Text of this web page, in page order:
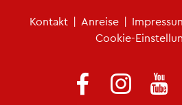
Kon­takt | An­rei­se |
Coo­kie-